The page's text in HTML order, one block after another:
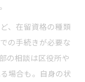
、在留資格の種類
の手続きが必要な
の相談は区役所や
場合も。自身の状